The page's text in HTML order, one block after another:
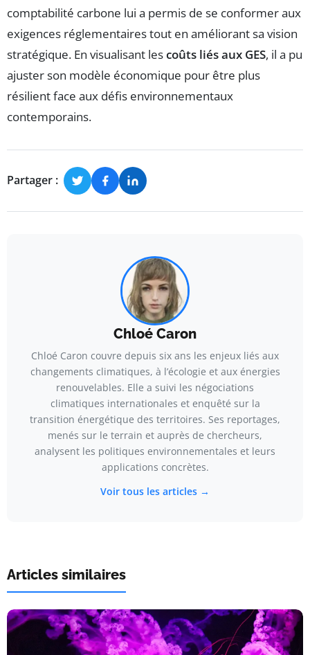
comptabilité carbone lui a permis de se conformer aux
exigences réglementaires tout en améliorant sa vision
stratégique. En visualisant lescoûts liés aux GES, il a pu
ajuster son modèle économique pour être plus
résilient face aux défis environnementaux
contemporains.
Partager :
Chloé Caron
Chloé Caron couvre depuis six ans les enjeux liés aux
changements climatiques, à l’écologie et aux énergies
renouvelables. Elle a suivi les négociations
climatiques internationales et enquêté sur la
transition énergétique des territoires. Ses reportages,
menés sur le terrain et auprès de chercheurs,
analysent les politiques environnementales et leurs
applications concrètes.
Voir tous les articles →
Articles similaires